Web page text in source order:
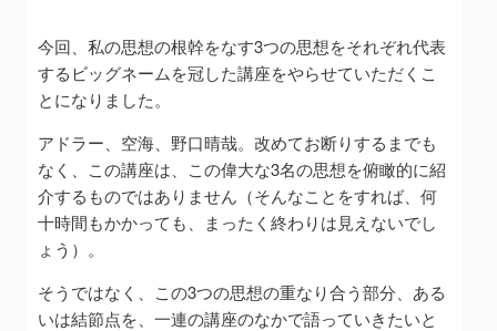
今回、私の思想の根幹をなす3つの思想をそれぞれ代表
するビッグネームを冠した講座をやらせていただくこ
とになりました。
アドラー、空海、野口晴哉。改めてお断りするまでも
なく、この講座は、この偉大な3名の思想を俯瞰的に紹
介するものではありません（そんなことをすれば、何
十時間もかかっても、まったく終わりは見えないでし
ょう）。
そうではなく、この3つの思想の重なり合う部分、ある
いは結節点を、一連の講座のなかで語っていきたいと